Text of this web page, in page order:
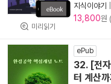
미리읽기
지식이야기
13,800원
ePub
32. [전
터 계산까